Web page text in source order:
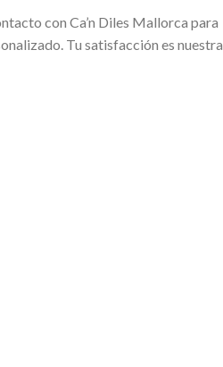
con Ca’n Diles Mallorca para
Tu satisfacción es nuestra